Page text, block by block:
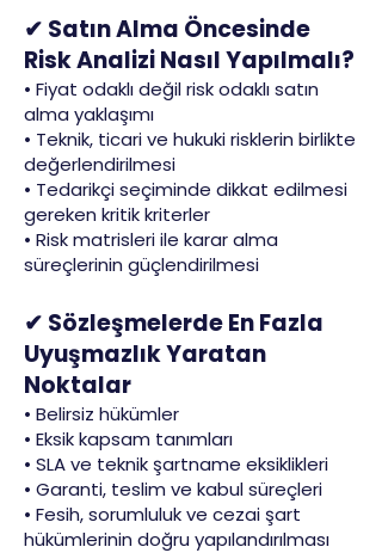
✔ Satın Alma Öncesinde
Risk Analizi Nasıl Yapılmalı?
• Fiyat odaklı değil risk odaklı satın
alma yaklaşımı
• Teknik, ticari ve hukuki risklerin birlikte
değerlendirilmesi
• Tedarikçi seçiminde dikkat edilmesi
gereken kritik kriterler
• Risk matrisleri ile karar alma
süreçlerinin güçlendirilmesi
✔ Sözleşmelerde En Fazla
Uyuşmazlık Yaratan
Noktalar
• Belirsiz hükümler
• Eksik kapsam tanımları
• SLA ve teknik şartname eksiklikleri
• Garanti, teslim ve kabul süreçleri
• Fesih, sorumluluk ve cezai şart
hükümlerinin doğru yapılandırılması